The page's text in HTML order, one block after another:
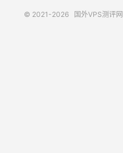
© 2021-2026 国外VPS测评网